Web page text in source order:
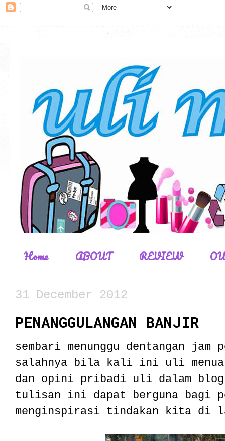
Home ABOUT REVIEW
31 December 2012
PENANGGULANGAN BANJIR
sembari menunggu dentangan
salahnya bila kali ini uli
dan opini pribadi uli dalam
tulisan ini dapat berguna bagi
menginspirasi tindakan kita di